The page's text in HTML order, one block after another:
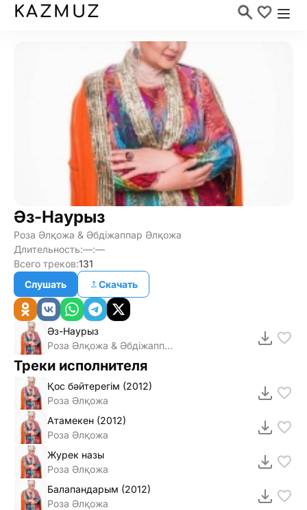
KAZMUZ
Әз-Наурыз
Роза Әлқожа & Әбдiжаппар Әлқожа
Длительность:—:—
Всего треков:131
Слушать
Скачать
Әз-Наурыз
Роза Әлқожа & Әбдiжаппар Әлқожа
Треки исполнителя
Қос бәйтерегiм (2012)
Роза Әлқожа
Атамекен (2012)
Роза Әлқожа
Журек назы
Роза Әлқожа
Балапандарым (2012)
Роза Әлқожа